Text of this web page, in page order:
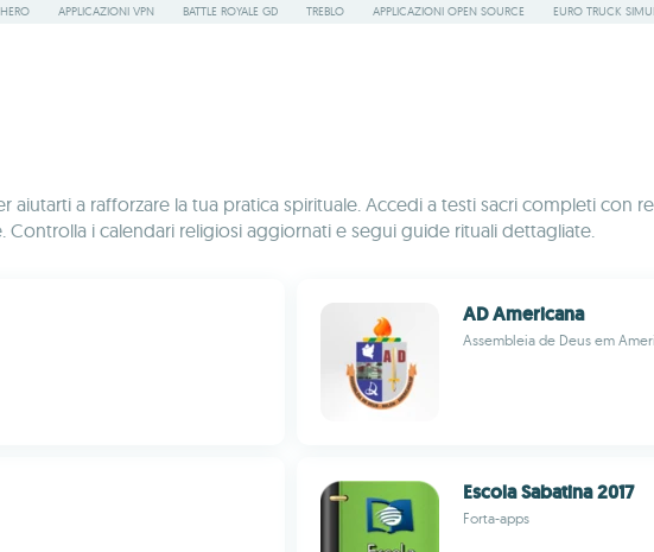
APPLICAZIONI VPN BATTLE ROYALE GD TREBLO APPLICAZIONI OPEN SOURCE EURO TRUCK
a rafforzare la tua pratica spirituale. Accedi a testi sacri completi con
i calendari religiosi aggiornati e segui guide rituali dettagliate.
AD Americana
Assembleia de Deus em
Escola Sabatina 2017
Forta-apps